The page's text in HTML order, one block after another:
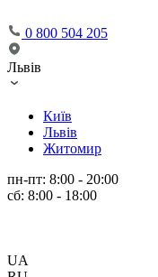
0 800 504 205
Львів
Київ
Львів
Житомир
пн-пт: 8:00 - 20:00
сб: 8:00 - 18:00
UA